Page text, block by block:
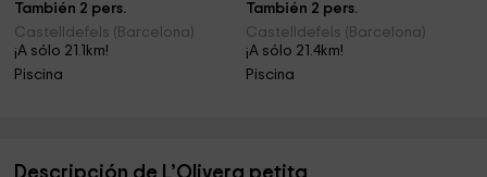
También 2 pers.
Castelldefels (Barcelona)
¡A sólo 21.1km!
Piscina
También 2 pers.
Castelldefels (Barcelona)
¡A sólo 21.4km!
Piscina